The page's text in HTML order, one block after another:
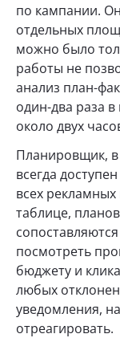
по кампании.
отдельных
можно было
работы не
анализ план-
один-два раза
около двух
Планировщик, в
всегда
всех
таблице,
посмотреть
бюджету и
любых
уведомления,
отреагировать.